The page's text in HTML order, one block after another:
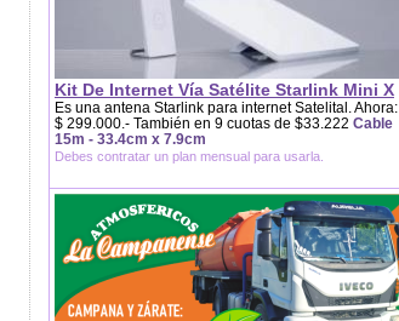
Kit De Internet Vía Satélite Starlink Mini X
Es una antena Starlink para internet Satelital. Ahora:
$ 299.000.- También en 9 cuotas de $33.222 Cable
15m - 33.4cm x 7.9cm
Debes contratar un plan mensual para usarla.